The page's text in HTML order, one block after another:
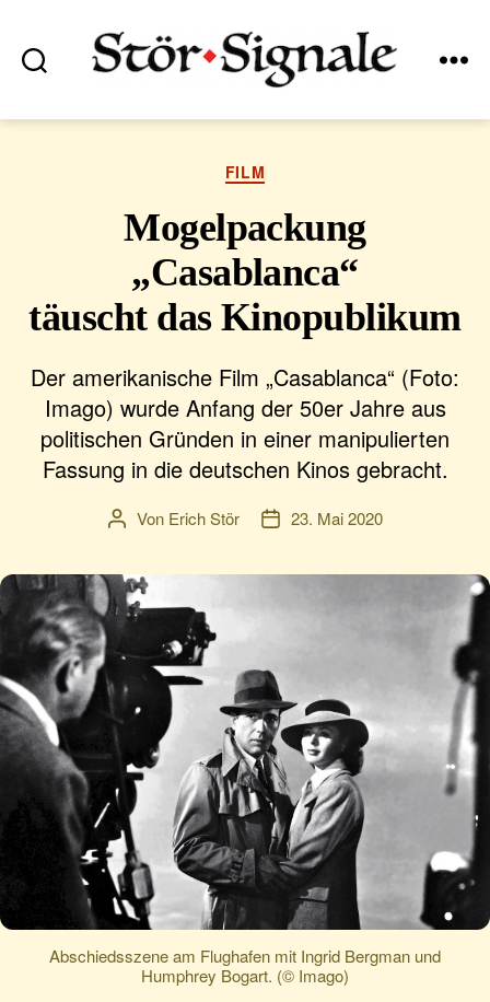
Kategorien
FILM
Mogelpackung
„Casablanca“
täuscht das Kinopublikum
Der amerikanische Film „Casablanca“ (Foto:
Imago) wurde Anfang der 50er Jahre aus
politischen Gründen in einer manipulierten
Fassung in die deutschen Kinos gebracht.
Beitragsautor
Von Erich Stör Veröffentlichungsdatum
23. Mai 2020
Abschiedsszene am Flughafen mit Ingrid Bergman und
Humphrey Bogart. (© Imago)